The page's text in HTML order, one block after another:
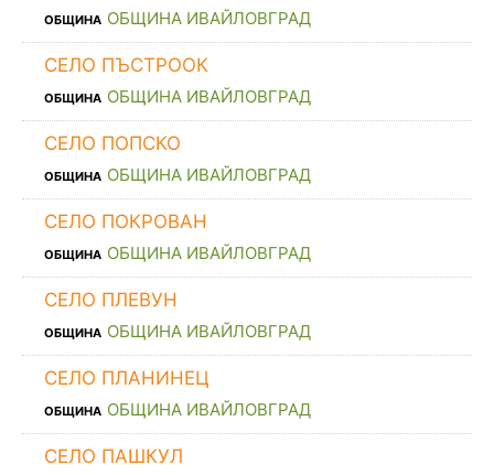
ОБЩИНА ОБЩИНА ИВАЙЛОВГРАД
СЕЛО ПЪСТРООК
ОБЩИНА ОБЩИНА ИВАЙЛОВГРАД
СЕЛО ПОПСКО
ОБЩИНА ОБЩИНА ИВАЙЛОВГРАД
СЕЛО ПОКРОВАН
ОБЩИНА ОБЩИНА ИВАЙЛОВГРАД
СЕЛО ПЛЕВУН
ОБЩИНА ОБЩИНА ИВАЙЛОВГРАД
СЕЛО ПЛАНИНЕЦ
ОБЩИНА ОБЩИНА ИВАЙЛОВГРАД
СЕЛО ПАШКУЛ